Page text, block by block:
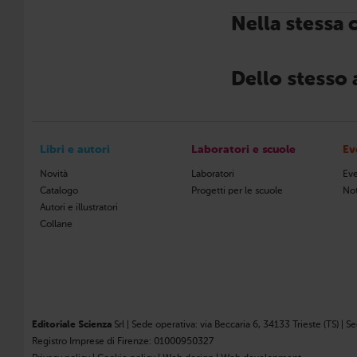
Nella stessa
Dello stesso
Libri e autori
Novità
Catalogo
Autori e illustratori
Collane
Laboratori e scuole
Laboratori
Progetti per le scuole
Editoriale Scienza Srl | Sede operativa: via Beccaria 6, 34133 Trieste (TS) |
Registro Imprese di Firenze: 01000950327